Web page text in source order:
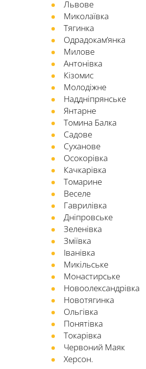
Львове
Миколаївка
Тягинка
Одрадокам’янка
Милове
Антонівка
Кізомис
Молодіжне
Наддніпрянське
Янтарне
Томина Балка
Садове
Суханове
Осокорівка
Качкарівка
Томарине
Веселе
Гаврилівка
Дніпровське
Зеленівка
Зміївка
Іванівка
Микільське
Монастирське
Новоолександрівка
Новотягинка
Ольгівка
Понятівка
Токарівка
Червоний Маяк
Херсон.